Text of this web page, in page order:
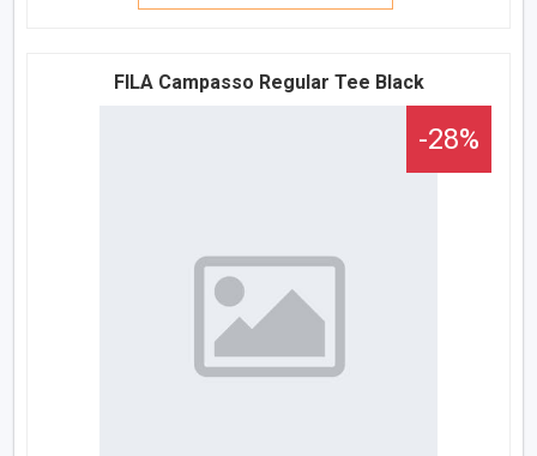
FILA Campasso Regular Tee Black
-28%